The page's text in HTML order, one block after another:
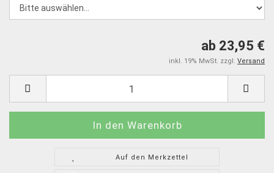
ab 23,95 €
inkl. 19% MwSt. zzgl. Versand
Auf den Merkzettel